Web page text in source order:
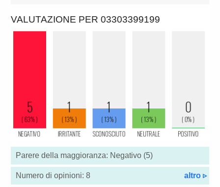
VALUTAZIONE PER 03303399199
Parere della maggioranza: Negativo (5)
Numero di opinioni: 8 altro ▹